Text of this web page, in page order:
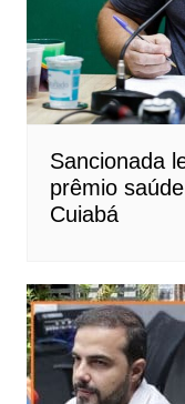
Sancionada
prêmio
Cuiabá